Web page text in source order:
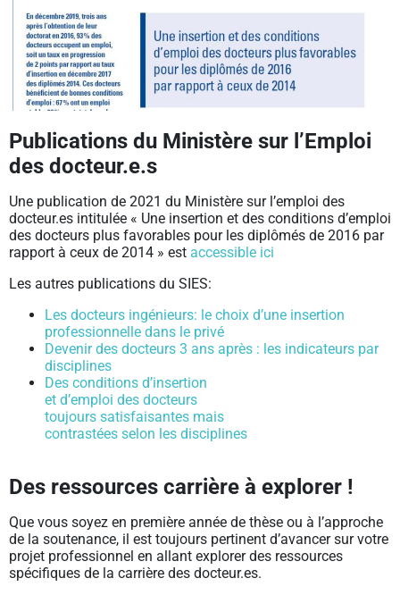
Publications du Ministère sur l’Emploi
des docteur.e.s
Une publication de 2021 du Ministère sur l’emploi des
docteur.es intitulée « Une insertion et des conditions d’emploi
des docteurs plus favorables pour les diplômés de 2016 par
rapport à ceux de 2014 » est accessible ici
Les autres publications du SIES:
Les docteurs ingénieurs: le choix d’une insertion
professionnelle dans le privé
Devenir des docteurs 3 ans après : les indicateurs par
disciplines
Des conditions d’insertion
et d’emploi des docteurs
toujours satisfaisantes mais
contrastées selon les disciplines
Des ressources carrière à explorer !
Que vous soyez en première année de thèse ou à l’approche
de la soutenance, il est toujours pertinent d’avancer sur votre
projet professionnel en allant explorer des ressources
spécifiques de la carrière des docteur.es.